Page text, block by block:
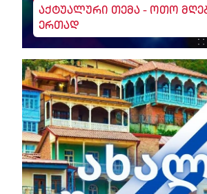
აქტუალური თემა - ოთო
ერთად